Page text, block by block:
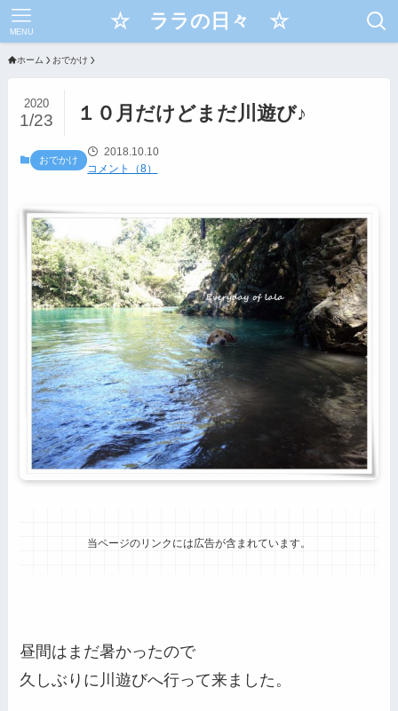
☆ ララの日々 ☆
MENU
ホーム おでかけ
１０月だけどまだ川遊び♪
2020
1/23
おでかけ
2018.10.10
コメント（8）
当ページのリンクには広告が含まれています。
昼間はまだ暑かったので
久しぶりに川遊びへ行って来ました。